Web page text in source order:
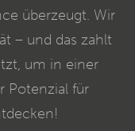
überzeugt. Wir
– und das zahlt
um in einer
Potenzial für